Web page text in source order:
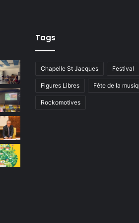
Tags
Chapelle St Jacques Festival
Figures Libres Fête de la
Rockomotives